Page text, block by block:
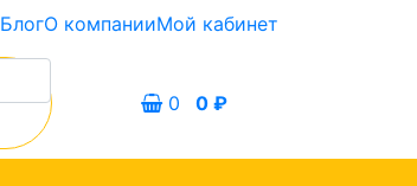
БлогО компанииМой кабинет
0 0 ₽